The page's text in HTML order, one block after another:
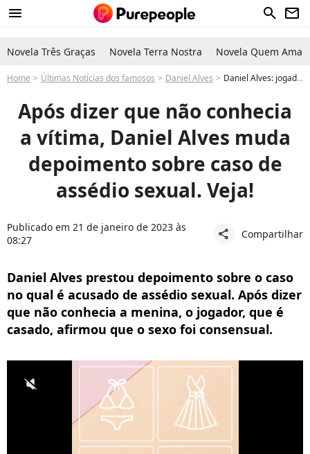
menu search newsletter
Novela Três Graças Novela Terra Nostra Novela Quem Ama
Home Últimas Notícias dos famosos Daniel Alves Daniel Alves: jogador muda depoimento após dizer que não conhecia a vítima de assédio sexual
Após dizer que não conhecia
a vítima, Daniel Alves muda
depoimento sobre caso de
assédio sexual. Veja!
Publicado em 21 de janeiro de 2023 às
08:27
share Compartilhar
Daniel Alves prestou depoimento sobre o caso
no qual é acusado de assédio sexual. Após dizer
que não conhecia a menina, o jogador, que é
casado, afirmou que o sexo foi consensual.